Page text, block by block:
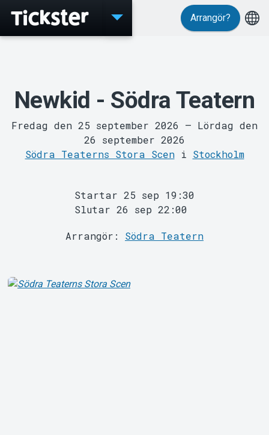
Arrangör?
Newkid - Södra Teatern
Fredag den 25 september 2026 – Lördag den
26 september 2026
Södra Teaterns Stora Sceni Stockholm
Startar 25 sep 19:30
Slutar 26 sep 22:00
Arrangör: Södra Teatern